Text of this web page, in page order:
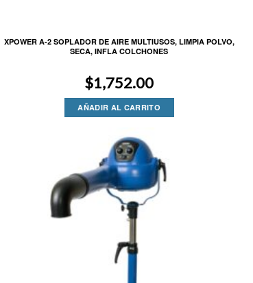
XPOWER A-2 SOPLADOR DE AIRE MULTIUSOS, LIMPIA POLVO,
SECA, INFLA COLCHONES
$1,752.00
AÑADIR AL CARRITO